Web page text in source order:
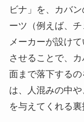
ビナ」を、カバ
ーツ（例えば、
メーカーが設け
させることで、
面まで落下する
は、人混みの中
を与えてくれる裏